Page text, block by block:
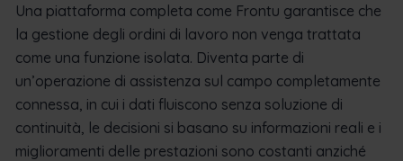
Una piattaforma completa come Frontu garantisce che
la gestione degli ordini di lavoro non venga trattata
come una funzione isolata. Diventa parte di
un’operazione di assistenza sul campo completamente
connessa, in cui i dati fluiscono senza soluzione di
continuità, le decisioni si basano su informazioni reali e i
miglioramenti delle prestazioni sono costanti anziché